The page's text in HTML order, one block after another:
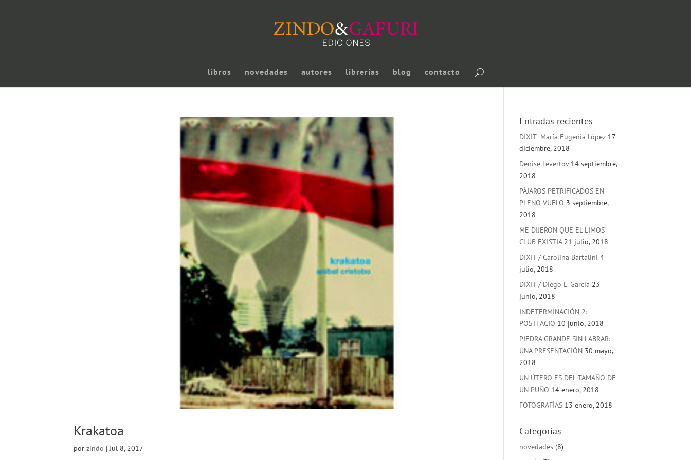
libros novedades autores librerías blog contacto
Krakatoa
por zindo |Jul 8, 2017
Entradas recientes
DIXIT -María Eugenia López 17
diciembre, 2018
Denise Levertov 14 septiembre,
2018
PÁJAROS PETRIFICADOS EN
PLENO VUELO 3 septiembre,
2018
ME DIJERON QUE EL LIMOS
CLUB EXISTIA 21 julio, 2018
DIXIT / Carolina Bartalini 4
julio, 2018
DIXIT / Diego L. Garcia 23
junio, 2018
INDETERMINACIÓN 2:
POSTFACIO 10 junio, 2018
PIEDRA GRANDE SIN LABRAR:
UNA PRESENTACIÓN 30 mayo,
2018
UN ÚTERO ES DEL TAMAÑO DE
UN PUÑO 14 enero, 2018
FOTOGRAFÍAS 13 enero, 2018
Categorías
novedades (8)